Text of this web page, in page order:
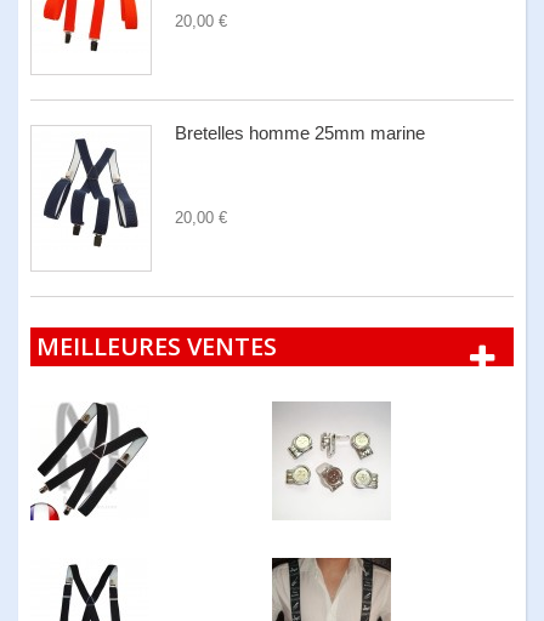
20,00 €
Bretelles homme 25mm marine
20,00 €
MEILLEURES VENTES